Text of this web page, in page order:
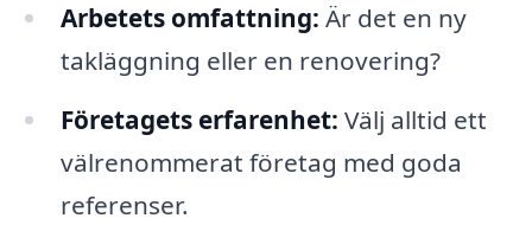
Arbetets omfattning: Är det en ny
takläggning eller en renovering?
Företagets erfarenhet: Välj alltid ett
välrenommerat företag med goda
referenser.